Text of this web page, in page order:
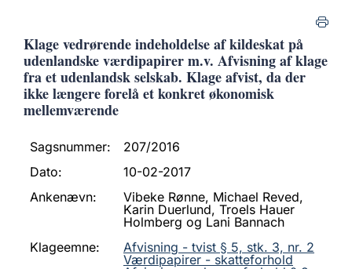
Klage vedrørende indeholdelse af kildeskat på
udenlandske værdipapirer m.v. Afvisning af klage
fra et udenlandsk selskab. Klage afvist, da der
ikke længere forelå et konkret økonomisk
mellemværende
Sagsnummer:
207/2016
Dato:
10-02-2017
Ankenævn:
Vibeke Rønne, Michael Reved,
Karin Duerlund, Troels Hauer
Holmberg og Lani Bannach
Klageemne:
Afvisning - tvist § 5, stk. 3, nr. 2
Værdipapirer - skatteforhold